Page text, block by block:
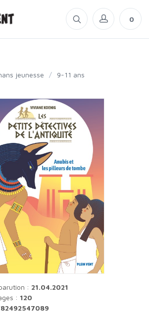
0
jeunesse / 9-11 ans
: 21.04.2021
: 120